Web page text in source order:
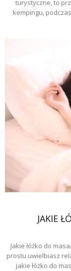
turystyczne, to
kempingu,
JAKIE
Jakie łóżko do
prostu uwielbiasz
jakie łóżko do